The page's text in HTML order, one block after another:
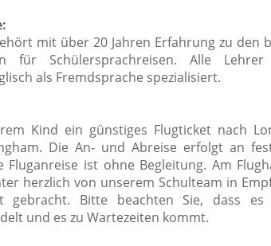
mit über 20 Jahren Erfahrung zu den
für Schülersprachreisen. Alle
als Fremdsprache spezialisiert.
Kind ein günstiges Flugticket nach
Die An- und Abreise erfolgt an
Fluganreise ist ohne Begleitung. Am
herzlich von unserem Schulteam in
gebracht. Bitte beachten Sie, dass
und es zu Wartezeiten kommt.